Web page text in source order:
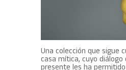
Una colección que sigue
casa mítica, cuyo